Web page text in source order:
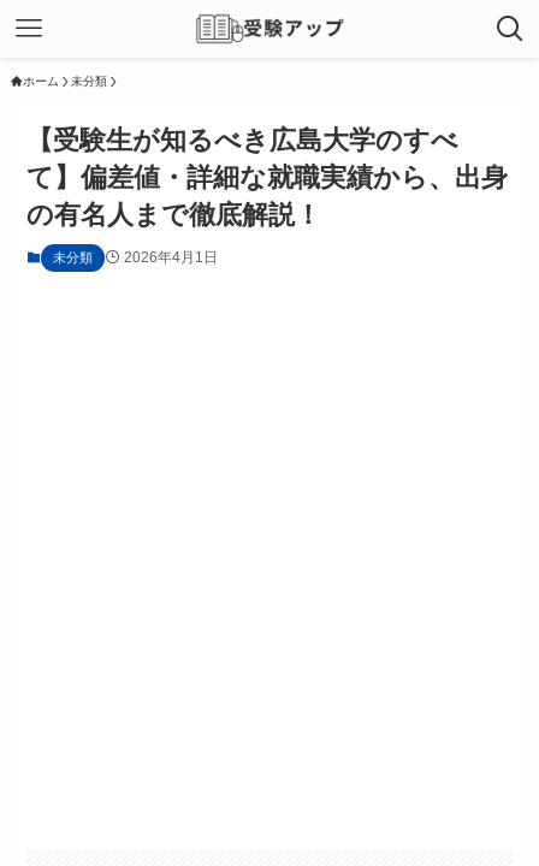
ホーム 未分類
【受験生が知るべき広島大学のすべ
て】偏差値・詳細な就職実績から、出身
の有名人まで徹底解説！
未分類 2026年4月1日